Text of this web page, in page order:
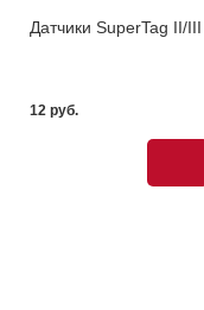
Датчики SuperTag II/III
12 pуб.